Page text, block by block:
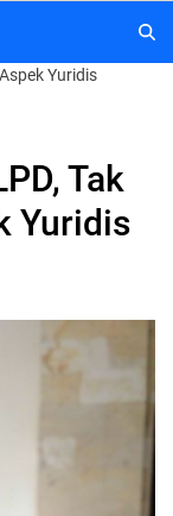
Yuridis
Tak
Yuridis